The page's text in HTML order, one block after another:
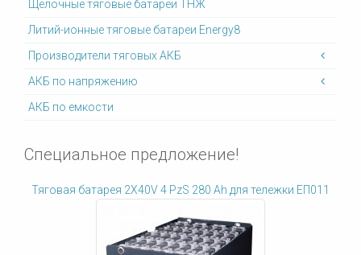
Щелочные тяговые батареи ТНЖ
Литий-ионные тяговые батареи Energy8
Производители тяговых АКБ
АКБ по напряжению
АКБ по емкости
Специальное предложение!
Тяговая батарея 2X40V 4 PzS 280 Ah для тележки ЕП011